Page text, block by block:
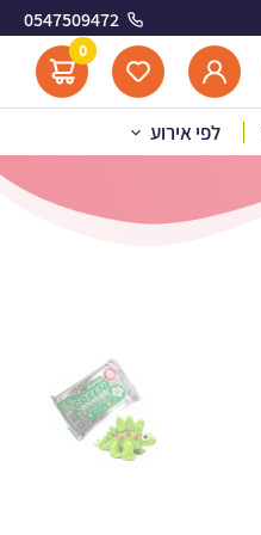
0547509472
0
לפי אירוע